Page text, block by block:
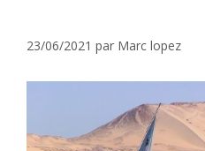
23/06/2021 par Marc lopez